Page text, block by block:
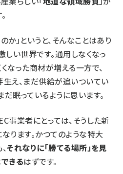
か」というと、そんなことはあり
しい世界です。通用しなくなっ
なった商材が増える一方で、
生え、まだ供給が追いついてい
眠っているように思います。
事業者にとっては、そうした新
ります。かつてのような特大
それなりに「勝てる場所」を見
きるはずです。